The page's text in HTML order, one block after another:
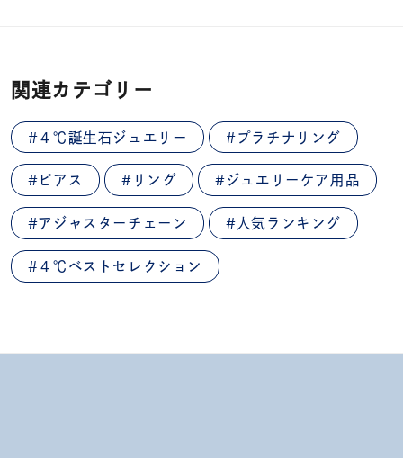
関連カテゴリー
#４℃誕生石ジュエリー #プラチナリング
#ピアス #リング #ジュエリーケア用品
#アジャスターチェーン #人気ランキング
#４℃ベストセレクション